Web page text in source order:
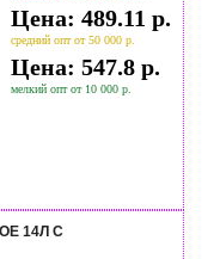
Цена: 489.11 р.
средний опт от 50 000 р.
Цена: 547.8 р.
мелкий опт от 10 000 р.
14Л С